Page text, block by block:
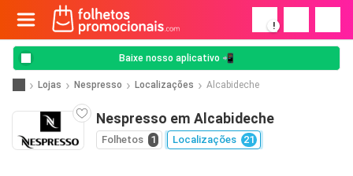
!
Baixe nosso aplicativo 📲
Lojas Nespresso Localizações Alcabideche
Nespresso em Alcabideche
Folhetos 1 Localizações 21